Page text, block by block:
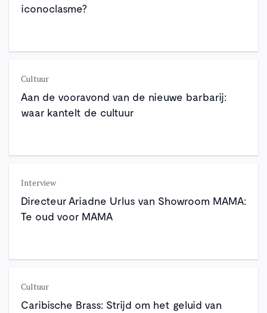
iconoclasme?
Cultuur
Aan de vooravond van de nieuwe barbarij:
waar kantelt de cultuur
Interview
Directeur Ariadne Urlus van Showroom MAMA:
Te oud voor MAMA
Cultuur
Caribische Brass: Strijd om het geluid van